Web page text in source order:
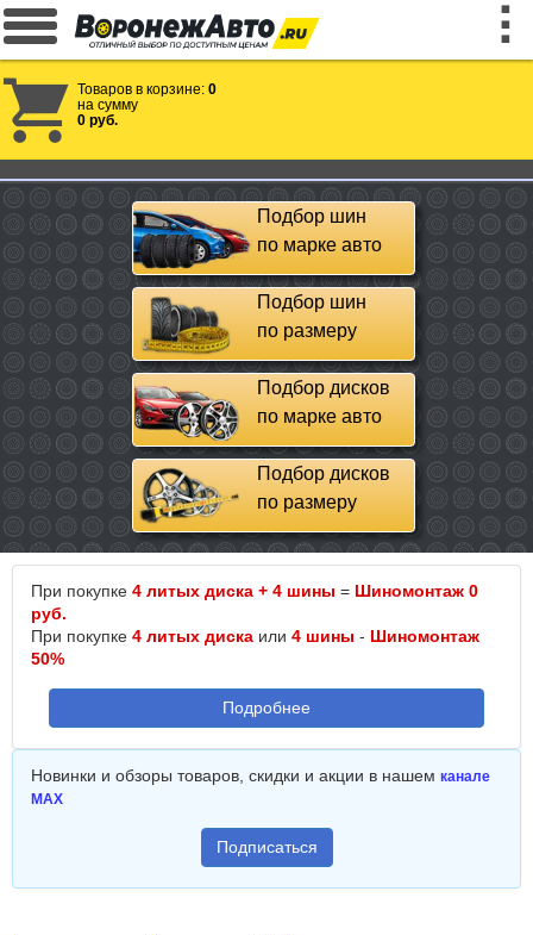
Товаров в корзине: 0
на сумму
0 руб.
Подбор шин
по марке авто
Подбор шин
по размеру
Подбор дисков
по марке авто
Подбор дисков
по размеру
При покупке 4 литых диска + 4 шины = Шиномонтаж 0
руб.
При покупке 4 литых диска или 4 шины - Шиномонтаж
50%
Подробнее
Новинки и обзоры товаров, скидки и акции в нашем канале
MAX
Подписаться